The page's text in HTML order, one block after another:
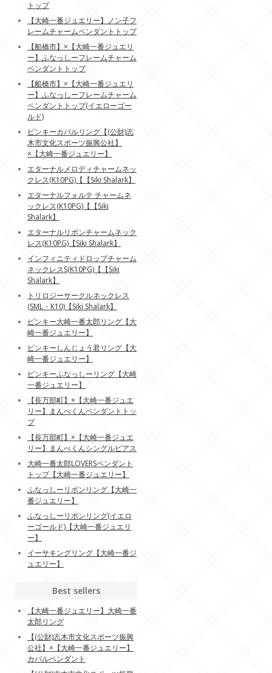
トップ
【大崎一番ジュエリー】ノン子フ
レームチャームペンダントトップ
【船橋市】×【大崎一番ジュエリ
ー】ふなっしーフレームチャーム
ペンダントトップ
【船橋市】×【大崎一番ジュエリ
ー】ふなっしーフレームチャーム
ペンダントトップ(イエローゴー
ルド)
ピンキーカパルリング【(公財)志
木市文化スポーツ振興公社】
×【大崎一番ジュエリー】
エターナルメロディチャームネッ
クレス(K10PG)【【Siki Shalark】
エターナルフォルテ チャームネ
ックレス(K10PG)【【Siki
Shalark】
エターナルリボンチャームネック
レス(K10PG)【Siki Shalark】
インフィニティドロップチャーム
ネックレスS(K10PG)【【Siki
Shalark】
トリロジーサークルネックレス
(SML・K10)【Siki Shalark】
ピンキー大崎一番太郎リング【大
崎一番ジュエリー】
ピンキーしんじょう君リング【大
崎一番ジュエリー】
ピンキーふなっしーリング【大崎
一番ジュエリー】
【長万部町】×【大崎一番ジュエ
リー】まんべくんペンダントトッ
プ
【長万部町】×【大崎一番ジュエ
リー】まんべくんシングルピアス
大崎一番太郎LOVERSペンダント
トップ【大崎一番ジュエリー】
ふなっしーリボンリング【大崎一
番ジュエリー】
ふなっしーリボンリング(イエロ
ーゴールド)【大崎一番ジュエリ
ー】
イーサキングリング【大崎一番ジ
ュエリー】
Best sellers
【大崎一番ジュエリー】大崎一番
太郎リング
【(公財)志木市文化スポーツ振興
公社】×【大崎一番ジュエリー】
カパルペンダント